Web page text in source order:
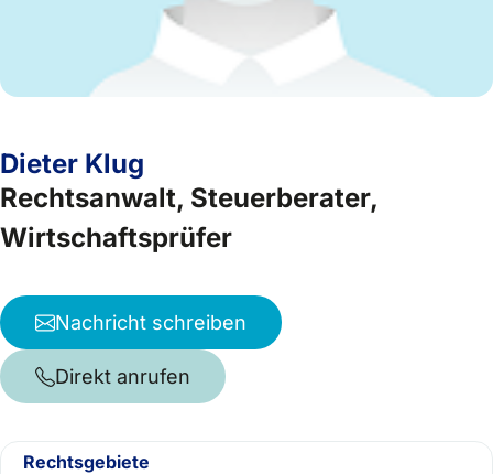
Dieter Klug
Rechtsanwalt, Steuerberater,
Wirtschaftsprüfer
Nachricht schreiben
Direkt anrufen
Rechtsgebiete